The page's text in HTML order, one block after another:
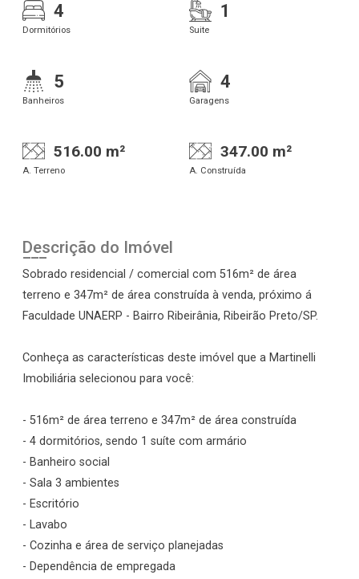
4
Dormitórios
1
Suite
5
Banheiros
4
Garagens
516.00 m²
A. Terreno
347.00 m²
A. Construída
Descrição do Imóvel
Sobrado residencial / comercial com 516m² de área
terreno e 347m² de área construída à venda, próximo á
Faculdade UNAERP - Bairro Ribeirânia, Ribeirão Preto/SP.
Conheça as características deste imóvel que a Martinelli
Imobiliária selecionou para você:
- 516m² de área terreno e 347m² de área construída
- 4 dormitórios, sendo 1 suíte com armário
- Banheiro social
- Sala 3 ambientes
- Escritório
- Lavabo
- Cozinha e área de serviço planejadas
- Dependência de empregada